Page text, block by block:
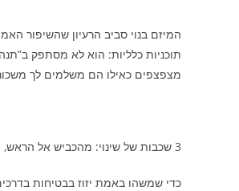
המיזם בנוי סביב הרעיון שהשיפור
תוכניות כלליות: הוא לא מסתפק
מצפצפים כאילו הם משלמים לך
3 שכבות של שינוי: מהכביש אל הראש, ומהראש חזרה לכביש
כדי שמשהו באמת יזוז בבטיחות